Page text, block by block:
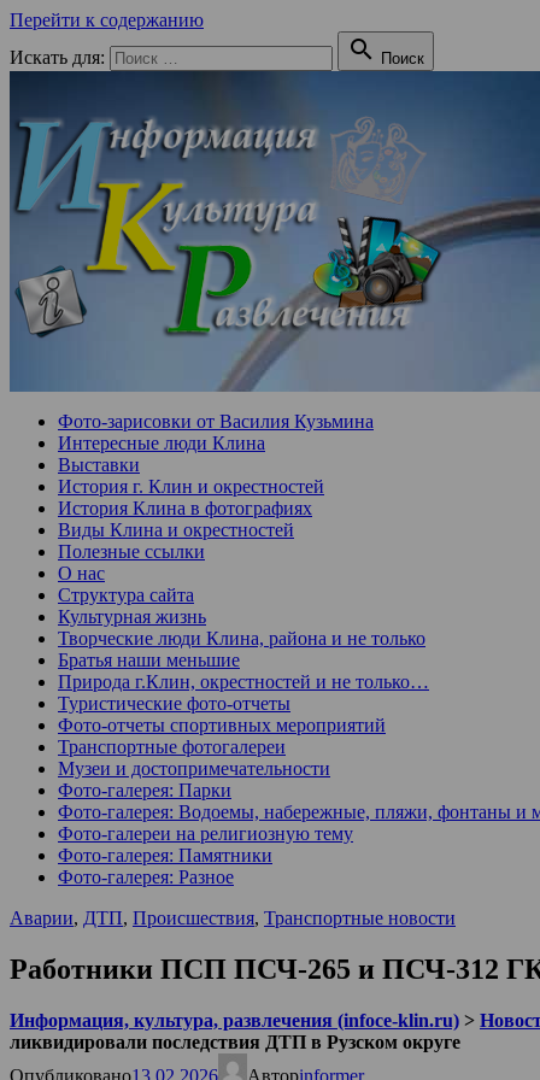
Перейти к содержанию
Искать для:
 Поиск
Фото-зарисовки от Василия Кузьмина
Интересные люди Клина
Выставки
История г. Клин и окрестностей
История Клина в фотографиях
Виды Клина и окрестностей
Полезные ссылки
О нас
Структура сайта
Культурная жизнь
Творческие люди Клина, района и не только
Братья наши меньшие
Природа г.Клин, окрестностей и не только…
Туристические фото-отчеты
Фото-отчеты спортивных мероприятий
Транспортные фотогалереи
Музеи и достопримечательности
Фото-галерея: Парки
Фото-галерея: Водоемы, набережные, пляжи, фонтаны и
Фото-галереи на религиозную тему
Фото-галерея: Памятники
Фото-галерея: Разное
Аварии, ДТП, Происшествия, Транспортные новости
Работники ПСП ПСЧ-265 и ПСЧ-312
Информация, культура, развлечения (infoce-klin.ru) >
ликвидировали последствия ДТП в Рузском округе
Опубликовано13.02.2026 Авторinformer